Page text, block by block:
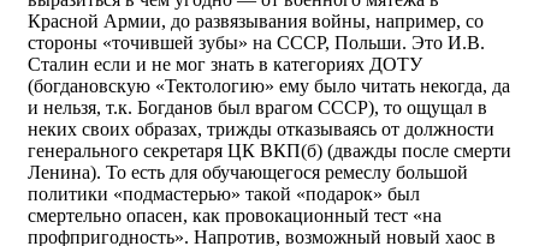
Красной Армии, до развязывания войны, например, со
стороны «точившей зубы» на СССР, Польши. Это И.В.
Сталин если и не мог знать в категориях ДОТУ
(богдановскую «Тектологию» ему было читать некогда, да
и нельзя, т.к. Богданов был врагом СССР), то ощущал в
неких своих образах, трижды отказываясь от должности
генерального секретаря ЦК ВКП(б) (дважды после смерти
Ленина). То есть для обучающегося ремеслу большой
политики «подмастерью» такой «подарок» был
смертельно опасен, как провокационный тест «на
профпригодность». Напротив, возможный новый хаос в